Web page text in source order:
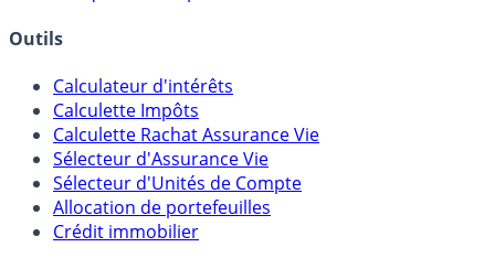
Banques & Comptes rémunérés
Outils
Calculateur d'intérêts
Calculette Impôts
Calculette Rachat Assurance Vie
Sélecteur d'Assurance Vie
Sélecteur d'Unités de Compte